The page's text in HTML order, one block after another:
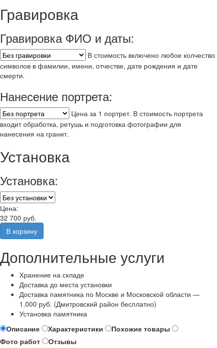
Гравировка
Гравировка ФИО и даты:
В стоимость включено любое колчество
символов в фамилии, имени, отчестве, дате рождения и дате
смерти.
Нанесение портрета:
Цена за 1 портрет. В стоимость портрета
входит обработка, ретушь и подготовка фотографии для
нанесения на гранит.
Установка
Установка:
Цена:
32 700 руб.
Дополнительные услуги
Хранение на складе
Доставка до места установки
Доставка памятника по Москве и Московской области —
1.000 руб. (Дмитровский район бесплатно)
Установка памятника
Описание
Характеристики
Похожие товары
Фото работ
Отзывы